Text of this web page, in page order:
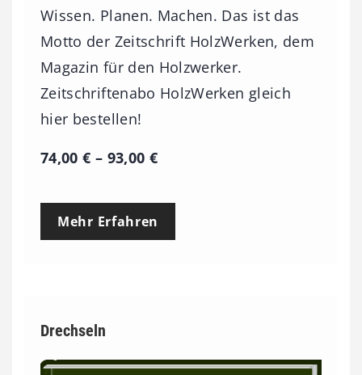
Wissen. Planen. Machen. Das ist das
Motto der Zeitschrift HolzWerken, dem
Magazin für den Holzwerker.
Zeitschriftenabo HolzWerken gleich
hier bestellen!
74,00€ – 93,00 €P
e
n
Mehr Erfahren
Drechseln